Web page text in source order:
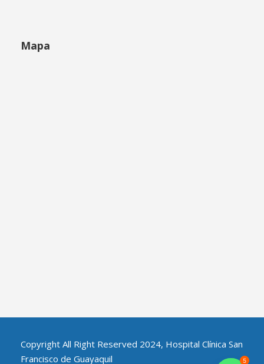
Mapa
Copyright All Right Reserved 2024, Hospital Clínica San
Francisco de Guayaquil
5